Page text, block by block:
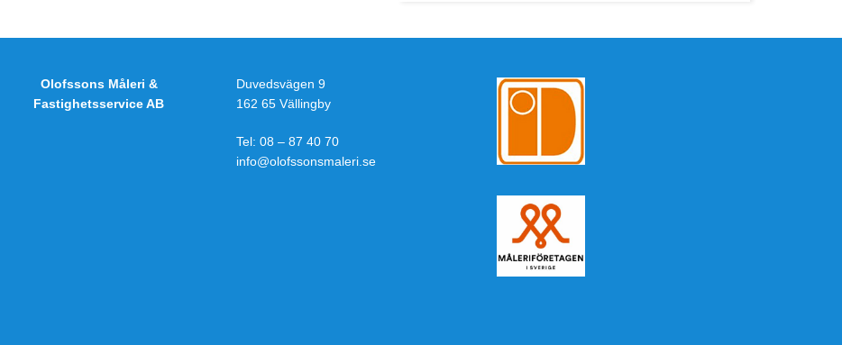
Olofssons Måleri &
Fastighetsservice AB
Duvedsvägen 9
162 65 Vällingby
Tel: 08 – 87 40 70
info@olofssonsmaleri.se